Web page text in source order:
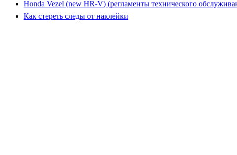
Honda Vezel (new HR-V) (регламенты технического
Как стереть следы от наклейки